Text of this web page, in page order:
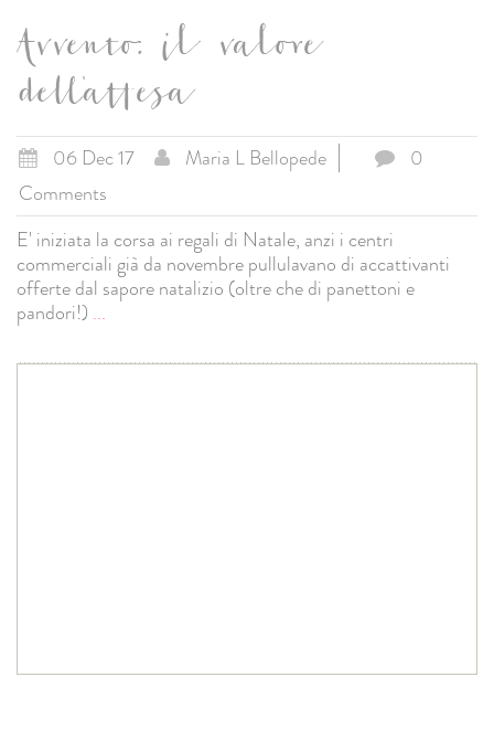
Avvento: il valore
dell'attesa
06 Dec 17 Maria L Bellopede
0
Comments
E' iniziata la corsa ai regali di Natale, anzi i centri
commerciali già da novembre pullulavano di accattivanti
offerte dal sapore natalizio (oltre che di panettoni e
pandori!) ...